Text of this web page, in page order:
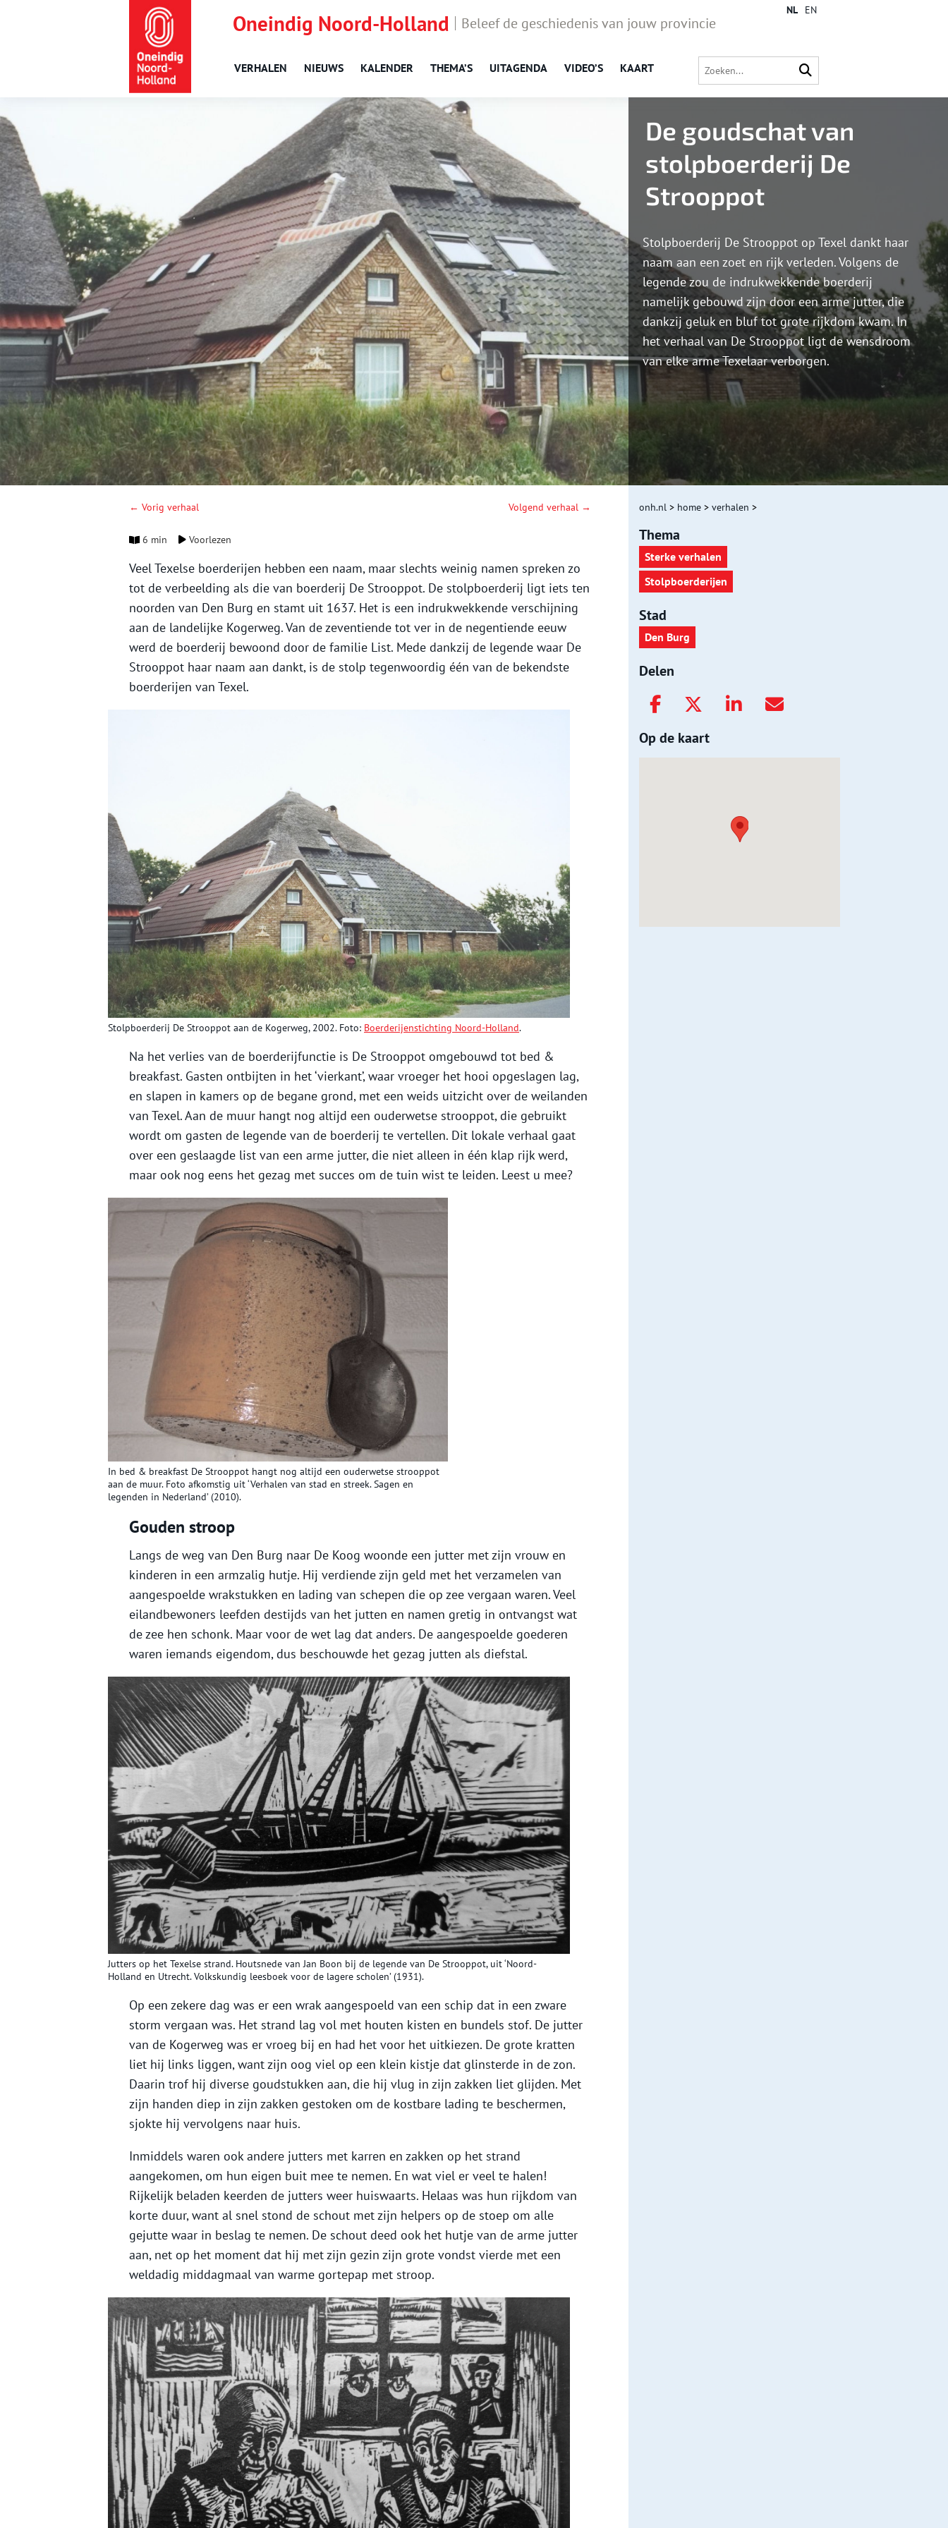
Oneindig Noord-Holland Beleef de geschiedenis van jouw provincie
VERHALEN NIEUWS KALENDER THEMA’S UITAGENDA VIDEO’S KAART
NL EN
De goudschat van
stolpboerderij De
Strooppot
Stolpboerderij De Strooppot op Texel dankt haar
naam aan een zoet en rijk verleden. Volgens de
legende zou de indrukwekkende boerderij
namelijk gebouwd zijn door een arme jutter, die
dankzij geluk en bluf tot grote rijkdom kwam. In
het verhaal van De Strooppot ligt de wensdroom
van elke arme Texelaar verborgen.
← Vorig verhaal Volgend verhaal →
6 min Voorlezen
Veel Texelse boerderijen hebben een naam, maar slechts weinig namen spreken zo
tot de verbeelding als die van boerderij De Strooppot. De stolpboerderij ligt iets ten
noorden van Den Burg en stamt uit 1637. Het is een indrukwekkende verschijning
aan de landelijke Kogerweg. Van de zeventiende tot ver in de negentiende eeuw
werd de boerderij bewoond door de familie List. Mede dankzij de legende waar De
Strooppot haar naam aan dankt, is de stolp tegenwoordig één van de bekendste
boerderijen van Texel.
Stolpboerderij De Strooppot aan de Kogerweg, 2002. Foto: Boerderijenstichting Noord-Holland.
Na het verlies van de boerderijfunctie is De Strooppot omgebouwd tot bed &
breakfast. Gasten ontbijten in het ‘vierkant’, waar vroeger het hooi opgeslagen lag,
en slapen in kamers op de begane grond, met een weids uitzicht over de weilanden
van Texel. Aan de muur hangt nog altijd een ouderwetse strooppot, die gebruikt
wordt om gasten de legende van de boerderij te vertellen. Dit lokale verhaal gaat
over een geslaagde list van een arme jutter, die niet alleen in één klap rijk werd,
maar ook nog eens het gezag met succes om de tuin wist te leiden. Leest u mee?
In bed & breakfast De Strooppot hangt nog altijd een ouderwetse strooppot
aan de muur. Foto afkomstig uit ‘Verhalen van stad en streek. Sagen en
legenden in Nederland’ (2010).
Gouden stroop
Langs de weg van Den Burg naar De Koog woonde een jutter met zijn vrouw en
kinderen in een armzalig hutje. Hij verdiende zijn geld met het verzamelen van
aangespoelde wrakstukken en lading van schepen die op zee vergaan waren. Veel
eilandbewoners leefden destijds van het jutten en namen gretig in ontvangst wat
de zee hen schonk. Maar voor de wet lag dat anders. De aangespoelde goederen
waren iemands eigendom, dus beschouwde het gezag jutten als diefstal.
Jutters op het Texelse strand. Houtsnede van Jan Boon bij de legende van De Strooppot, uit ‘Noord-
Holland en Utrecht. Volkskundig leesboek voor de lagere scholen’ (1931).
Op een zekere dag was er een wrak aangespoeld van een schip dat in een zware
storm vergaan was. Het strand lag vol met houten kisten en bundels stof. De jutter
van de Kogerweg was er vroeg bij en had het voor het uitkiezen. De grote kratten
liet hij links liggen, want zijn oog viel op een klein kistje dat glinsterde in de zon.
Daarin trof hij diverse goudstukken aan, die hij vlug in zijn zakken liet glijden. Met
zijn handen diep in zijn zakken gestoken om de kostbare lading te beschermen,
sjokte hij vervolgens naar huis.
Inmiddels waren ook andere jutters met karren en zakken op het strand
aangekomen, om hun eigen buit mee te nemen. En wat viel er veel te halen!
Rijkelijk beladen keerden de jutters weer huiswaarts. Helaas was hun rijkdom van
korte duur, want al snel stond de schout met zijn helpers op de stoep om alle
gejutte waar in beslag te nemen. De schout deed ook het hutje van de arme jutter
aan, net op het moment dat hij met zijn gezin zijn grote vondst vierde met een
weldadig middagmaal van warme gortepap met stroop.
onh.nl > home > verhalen >
Thema
Sterke verhalen
Stolpboerderijen
Stad
Den Burg
Delen
Op de kaart